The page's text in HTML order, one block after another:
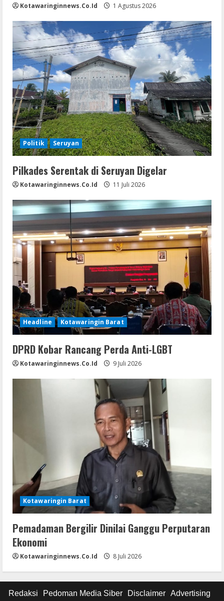
Kotawaringinnews.co.id 1 Agustus 2026
Politik Seruyan
Pilkades Serentak di Seruyan Digelar
Kotawaringinnews.co.id 11 Juli 2026
Headline Kotawaringin Barat
DPRD Kobar Rancang Perda Anti-LGBT
Kotawaringinnews.co.id 9 Juli 2026
Kotawaringin Barat
Pemadaman Bergilir Dinilai Ganggu Perputaran
Ekonomi
Kotawaringinnews.co.id 8 Juli 2026
Redaksi Pedoman Media Siber Disclaimer Advertising